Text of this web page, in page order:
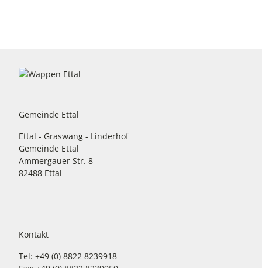
Gemeinde Ettal
Ettal - Graswang - Linderhof
Gemeinde Ettal
Ammergauer Str. 8
82488 Ettal
Kontakt
Tel: +49 (0) 8822 8239918